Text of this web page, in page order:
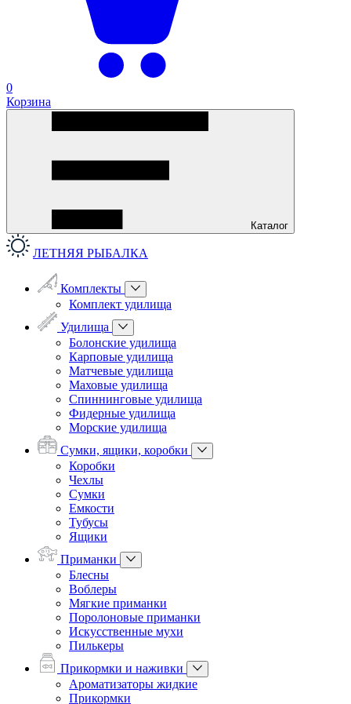
0
Корзина
Каталог
ЛЕТНЯЯ РЫБАЛКА
Комплекты
Комплект удилища
Удилища
Болонские удилища
Карповые удилища
Матчевые удилища
Маховые удилища
Спиннинговые удилища
Фидерные удилища
Морские удилища
Сумки, ящики, коробки
Коробки
Чехлы
Сумки
Емкости
Тубусы
Ящики
Приманки
Блесны
Воблеры
Мягкие приманки
Поролоновые приманки
Искусственные мухи
Пилькеры
Прикормки и наживки
Ароматизаторы жидкие
Прикормки